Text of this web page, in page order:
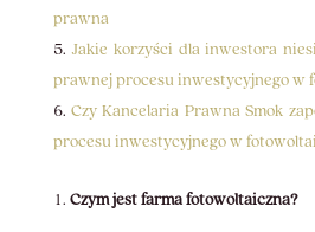
prawna
Jakie korzyści dla inwestora
prawnej procesu inwestycyjnego w
Czy Kancelaria Prawna Smok
procesu inwestycyjnego w
Czym jest farma fotowoltaiczna?